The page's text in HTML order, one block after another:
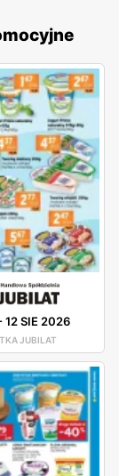
12 SIE 2026
JUBILAT